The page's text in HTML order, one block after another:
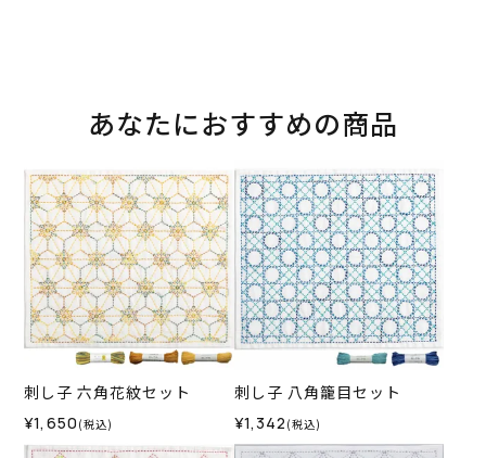
あなたにおすすめの商品
刺し子 六角花紋セット
¥1,650 (税込)
刺し子 八角籠目セット
¥1,342 (税込)